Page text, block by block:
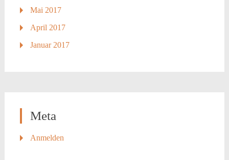
Mai 2017
April 2017
Januar 2017
Meta
Anmelden